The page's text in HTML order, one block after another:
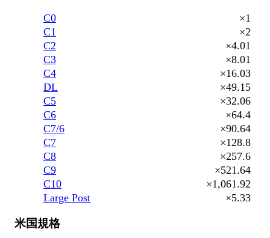
C0
×1
C1
×2
C2
×4.01
C3
×8.01
C4
×16.03
DL
×49.15
C5
×32.06
C6
×64.4
C7/6
×90.64
C7
×128.8
C8
×257.6
C9
×521.64
C10
×1,061.92
Large Post
×5.33
米国規格